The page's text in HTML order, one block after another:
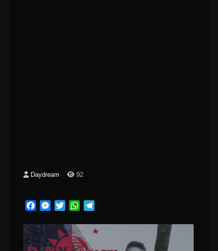
Daydream 92
FacebookMessenger
TwitterWhatsApp